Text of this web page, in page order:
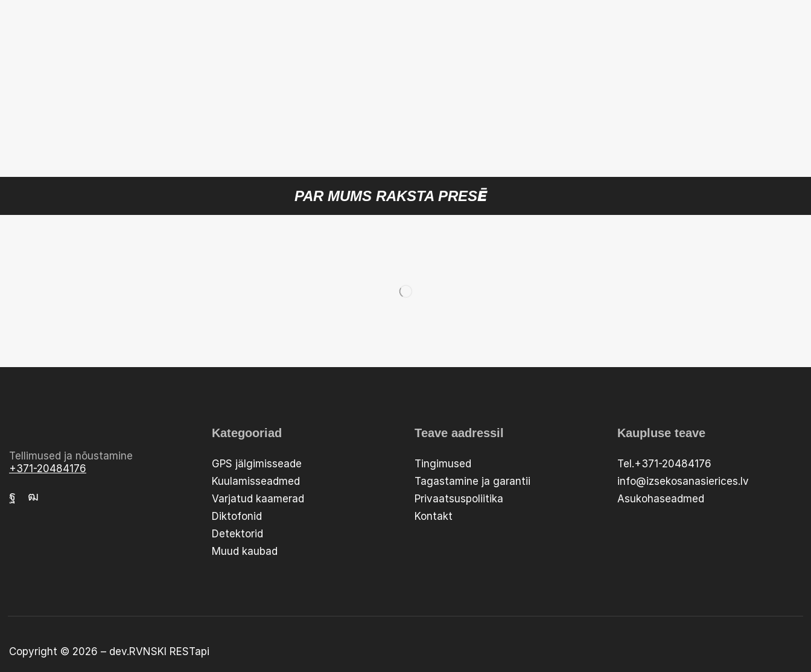
PAR MUMS RAKSTA PRESĒ
Tellimused ja nõustamine
+371-20484176
Kategooriad
GPS jälgimisseade
Kuulamisseadmed
Varjatud kaamerad
Diktofonid
Detektorid
Muud kaubad
Teave aadressil
Tingimused
Tagastamine ja garantii
Privaatsuspoliitika
Kontakt
Kaupluse teave
Tel.+371-20484176
info@izsekosanasierices.lv
Asukohaseadmed
Copyright © 2026 – dev.RVNSKI RESTapi